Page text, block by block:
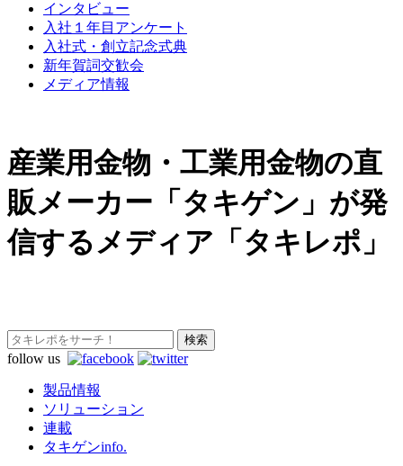
インタビュー
入社１年目アンケート
入社式・創立記念式典
新年賀詞交歓会
メディア情報
産業用金物・工業用金物の直
販メーカー「タキゲン」が発
信するメディア「タキレポ」
follow us
製品情報
ソリューション
連載
タキゲンinfo.